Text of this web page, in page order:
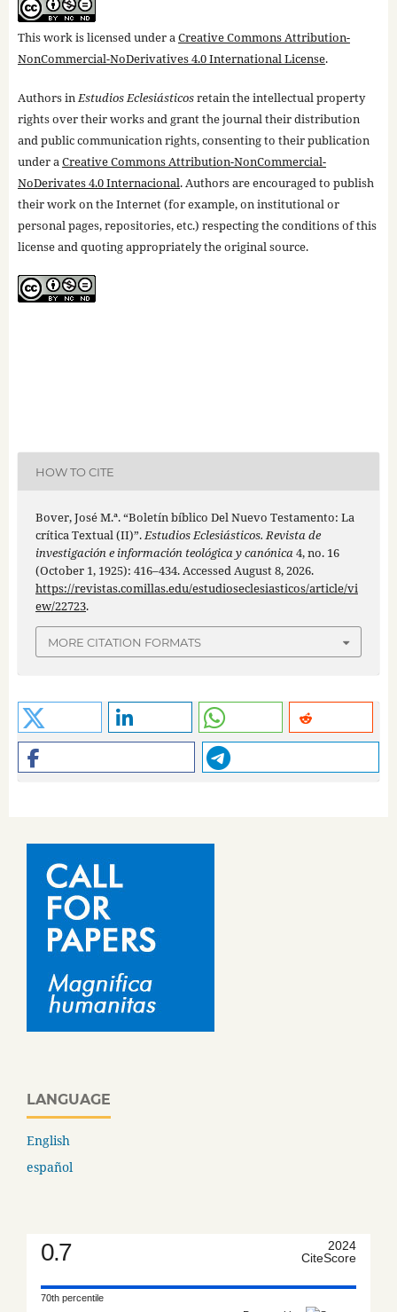
This work is licensed under aCreative Commons Attribution-
NonCommercial-NoDerivatives 4.0 International License.
Authors inEstudios Eclesiásticosretain the intellectual property
rights over their works and grant the journal their distribution
and public communication rights, consenting to their publication
under aCreative Commons Attribution-NonCommercial-
NoDerivates 4.0 Internacional. Authors are encouraged to publish
their work on the Internet (for example, on institutional or
personal pages, repositories, etc.) respecting the conditions of this
license and quoting appropriately the original source.
HOW TO CITE
Bover, José M.ª. “Boletín bíblico Del Nuevo Testamento: La
crítica Textual (II)”.Estudios Eclesiásticos. Revista de
investigación e información teológica y canónica4, no. 16
(October 1, 1925): 416–434. Accessed August 8, 2026.
https://revistas.comillas.edu/estudioseclesiasticos/article/vi
ew/22723.
MORE CITATION FORMATS
LANGUAGE
English
español
0.7
2024
CiteScore
70th percentile